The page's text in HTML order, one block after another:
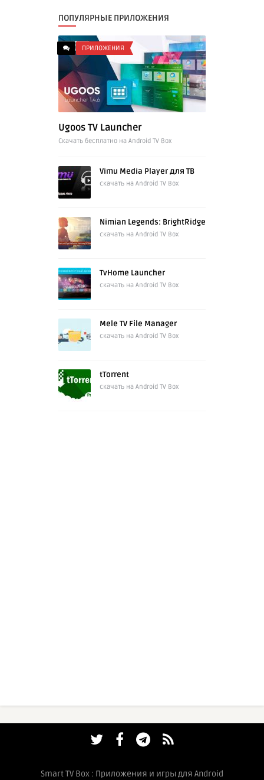
ПОПУЛЯРНЫЕ ПРИЛОЖЕНИЯ
ПРИЛОЖЕНИЯ
Ugoos TV Launcher
Cкачать бесплатно на Android TV Box
Vimu Media Player для ТВ
скачать на Android TV Box
Nimian Legends: BrightRidge
скачать на Android TV Box
TvHome Launcher
скачать на Android TV Box
Mele TV File Manager
скачать на Android TV Box
tTorrent
скачать на Android TV Box
Smart TV Box : Приложения и игры для Android